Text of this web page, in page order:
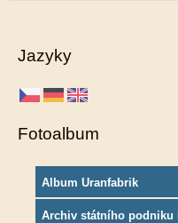
Jazyky
Fotoalbum
Album Uranfabrik
Archiv státního podniku